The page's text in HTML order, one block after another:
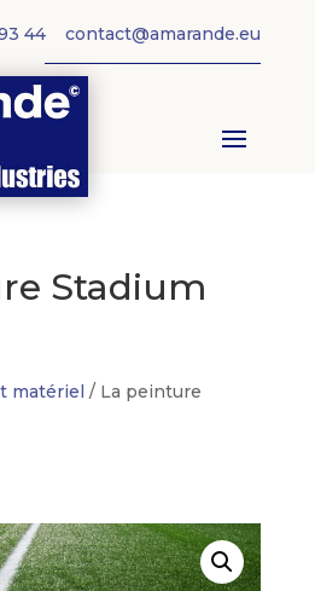
44 contact@amarande.eu
Stadium
matériel / La peinture